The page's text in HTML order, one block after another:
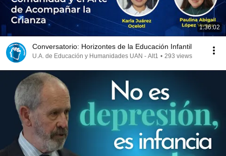
1:36:02
Conversatorio: Horizontes de la Educación Infantil
U.A. de Educación y Humanidades UAN - Alt1 • 293 views